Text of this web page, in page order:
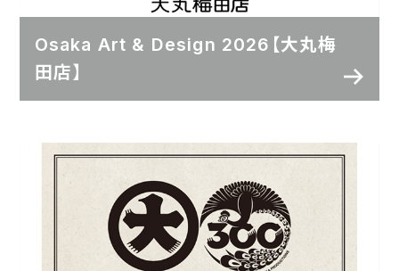
Osaka Art & Design 2026【大丸梅
田店】